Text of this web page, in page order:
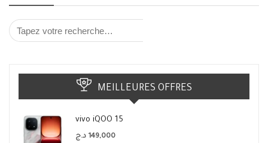
MEILLEURES OFFRES
vivo iQOO 15
149,000 د.ج